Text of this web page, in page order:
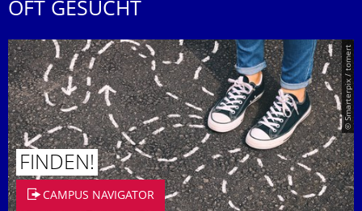
OFT GESUCHT
© Smarterpix / tomert
FINDEN!
CAMPUS NAVIGATOR